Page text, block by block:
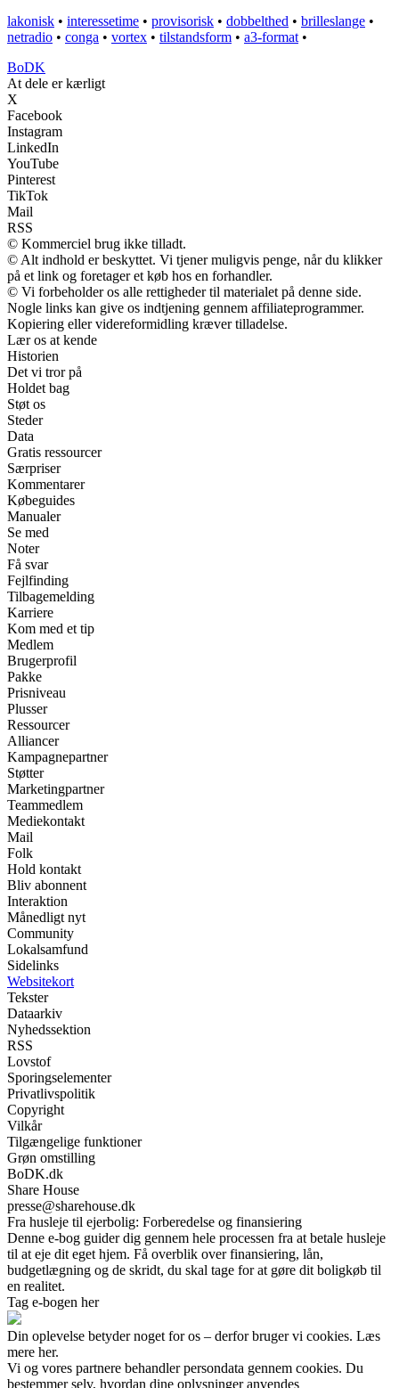
lakonisk • interessetime • provisorisk • dobbelthed • brilleslange •
netradio • conga • vortex • tilstandsform • a3-format •
BoDK
At dele er kærligt
X
Facebook
Instagram
LinkedIn
YouTube
Pinterest
TikTok
Mail
RSS
© Kommerciel brug ikke tilladt.
© Alt indhold er beskyttet. Vi tjener muligvis penge, når du klikker
på et link og foretager et køb hos en forhandler.
© Vi forbeholder os alle rettigheder til materialet på denne side.
Nogle links kan give os indtjening gennem affiliateprogrammer.
Kopiering eller videreformidling kræver tilladelse.
Lær os at kende
Historien
Det vi tror på
Holdet bag
Støt os
Steder
Data
Gratis ressourcer
Særpriser
Kommentarer
Købeguides
Manualer
Se med
Noter
Få svar
Fejlfinding
Tilbagemelding
Karriere
Kom med et tip
Medlem
Brugerprofil
Pakke
Prisniveau
Plusser
Ressourcer
Alliancer
Kampagnepartner
Støtter
Marketingpartner
Teammedlem
Mediekontakt
Mail
Folk
Hold kontakt
Bliv abonnent
Interaktion
Månedligt nyt
Community
Lokalsamfund
Sidelinks
Websitekort
Tekster
Dataarkiv
Nyhedssektion
RSS
Lovstof
Sporingselementer
Privatlivspolitik
Copyright
Vilkår
Tilgængelige funktioner
Grøn omstilling
BoDK.dk
Share House
presse@sharehouse.dk
Fra husleje til ejerbolig: Forberedelse og finansiering
Denne e-bog guider dig gennem hele processen fra at betale husleje
til at eje dit eget hjem. Få overblik over finansiering, lån,
budgetlægning og de skridt, du skal tage for at gøre dit boligkøb til
en realitet.
Tag e-bogen her
Din oplevelse betyder noget for os – derfor bruger vi cookies. Læs
mere her.
Vi og vores partnere behandler persondata gennem cookies. Du
bestemmer selv, hvordan dine oplysninger anvendes